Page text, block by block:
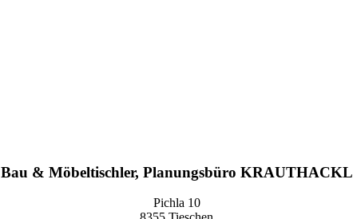
Bau & Möbeltischler, Planungsbüro KRAUTHACKL
Pichla 10